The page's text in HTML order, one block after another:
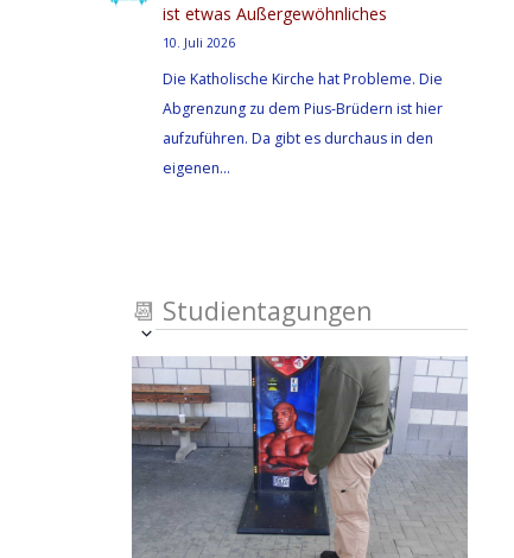
ist etwas Außergewöhnliches
10. Juli 2026
Die Katholische Kirche hat Probleme. Die
Abgrenzung zu dem Pius-Brüdern ist hier
aufzuführen. Da gibt es durchaus in den
eigenen…
📆 Studientagungen
Ansichten-
Navigation
Veranstaltung
Ansichten-
Navigation
auswählen.
List
of
Veranstaltungen
in
Photo